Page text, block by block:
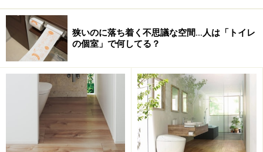
ようです。「C-Line」では、最大幅1,700mmのカウンタ
ーを用意、空間に合わせて施工現場で切断することがで
きるので、壁から壁までをカウンター1枚で納めること
も可能です。また、一面鏡ミラーも10mmピッチで
1,800mmまでオーダーできるとか。
ウォールtoウォールプラン
■お化粧や身だしなみ空間としての使い方にも配慮
狭いのに落ち着く不思議な空間…人は「トイレ
の個室」で何してる？